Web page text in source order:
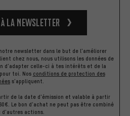
à la newsletter
newsletter dans le but de l'améliorer
chez nous, nous utilisons les données de
d'adapter celle-ci à tes intérêts et de la
toi. Nos conditions de protection des
s'appliquent.
de la date d'émission et valable à partir
Le bon d'achat ne peut pas être combiné
d'autres actions.